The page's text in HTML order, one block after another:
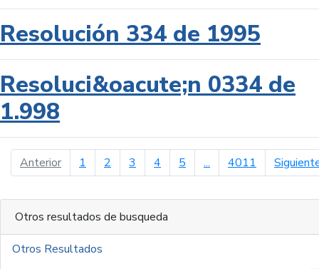
Resolución 334 de 1995
Resoluci&oacute;n 0334 de
1.998
Anteriorpágina anterior
1 2 3 4 5 ... 4011
Otros resultados de busqueda
Otros Resultados